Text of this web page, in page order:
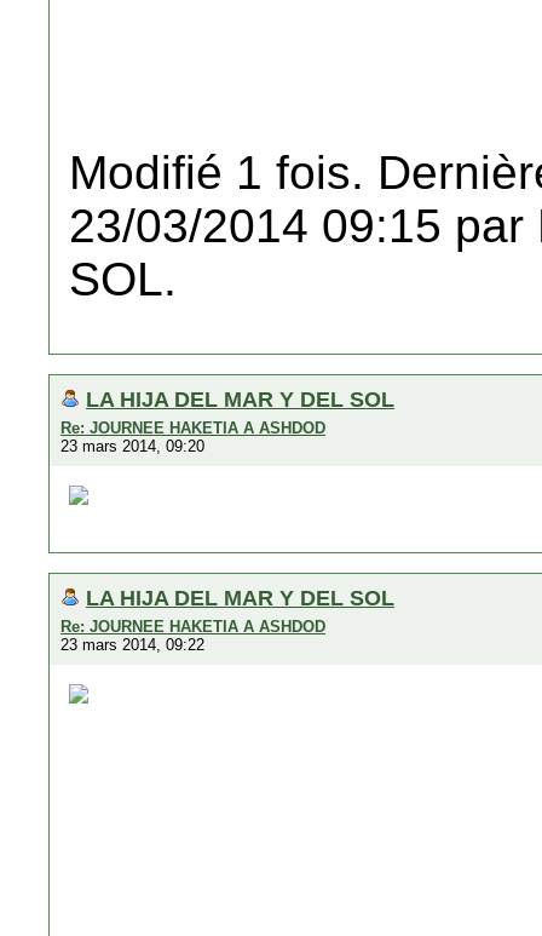
Modifié 1 fois.
23/03/2014 09:15 par
SOL.
LA HIJA DEL MAR Y DEL SOL
Re: JOURNEE HAKETIA A ASHDOD
23 mars 2014, 09:20
LA HIJA DEL MAR Y DEL SOL
Re: JOURNEE HAKETIA A ASHDOD
23 mars 2014, 09:22